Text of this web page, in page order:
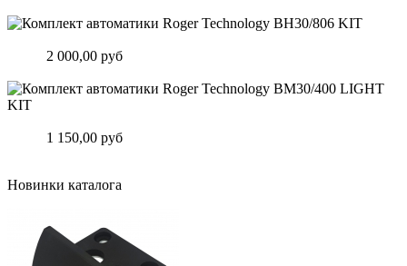
2 000,00 руб
1 150,00 руб
Новинки каталога